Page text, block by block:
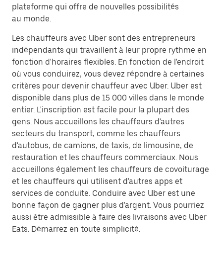
plateforme qui offre de nouvelles possibilités
au monde.
Les chauffeurs avec Uber sont des entrepreneurs
indépendants qui travaillent à leur propre rythme en
fonction d'horaires flexibles. En fonction de l'endroit
où vous conduirez, vous devez répondre à certaines
critères pour devenir chauffeur avec Uber. Uber est
disponible dans plus de 15 000 villes dans le monde
entier. L'inscription est facile pour la plupart des
gens. Nous accueillons les chauffeurs d'autres
secteurs du transport, comme les chauffeurs
d'autobus, de camions, de taxis, de limousine, de
restauration et les chauffeurs commerciaux. Nous
accueillons également les chauffeurs de covoiturage
et les chauffeurs qui utilisent d'autres apps et
services de conduite. Conduire avec Uber est une
bonne façon de gagner plus d'argent. Vous pourriez
aussi être admissible à faire des livraisons avec Uber
Eats. Démarrez en toute simplicité.